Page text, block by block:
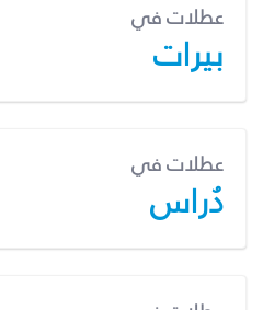
عطلات في
بيرات
عطلات في
دُراس